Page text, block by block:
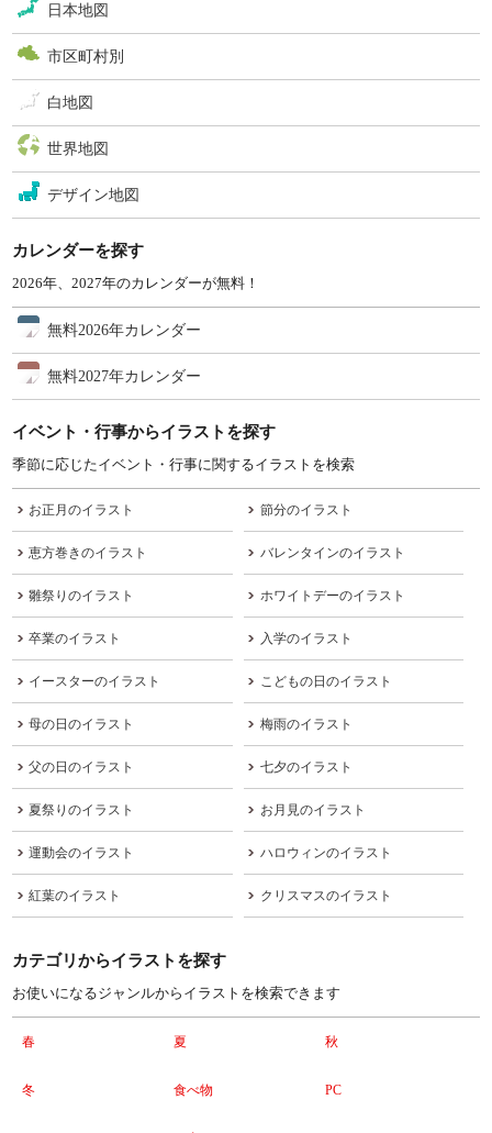
日本地図
市区町村別
白地図
世界地図
デザイン地図
カレンダーを探す
2026年、2027年のカレンダーが無料！
無料2026年カレンダー
無料2027年カレンダー
イベント・行事からイラストを探す
季節に応じたイベント・行事に関するイラストを検索
お正月のイラスト 節分のイラスト
恵方巻きのイラスト バレンタインのイラスト
雛祭りのイラスト ホワイトデーのイラスト
卒業のイラスト 入学のイラスト
イースターのイラスト こどもの日のイラスト
母の日のイラスト 梅雨のイラスト
父の日のイラスト 七夕のイラスト
夏祭りのイラスト お月見のイラスト
運動会のイラスト ハロウィンのイラスト
紅葉のイラスト クリスマスのイラスト
カテゴリからイラストを探す
お使いになるジャンルからイラストを検索できます
春 夏 秋
冬 食べ物 PC